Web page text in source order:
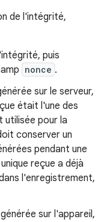
de l'intégrité,
puis
nonce .
sur le serveur,
était l'une des
utilisée pour la
conserver un
pendant une
reçue a déjà
l'enregistrement,
sur l'appareil,